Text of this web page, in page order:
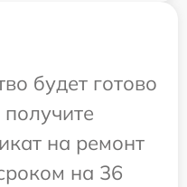
будет готово
на ремонт
на 36